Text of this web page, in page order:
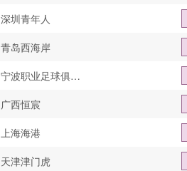
深圳青年人
青岛西海岸
宁波职业足球俱乐
部
广西恒宸
上海海港
天津津门虎